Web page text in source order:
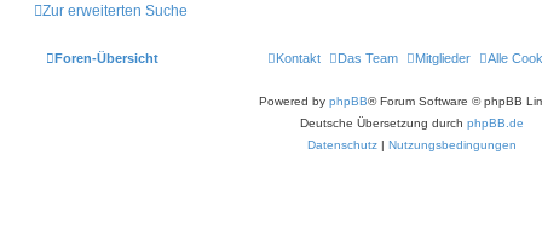
Zur erweiterten Suche
Foren-Übersicht Alle
Mitglieder
Das Team
Kontakt
Powered by phpBB® Forum Software © phpBB
Deutsche Übersetzung durch phpBB.de
Datenschutz | Nutzungsbedingungen